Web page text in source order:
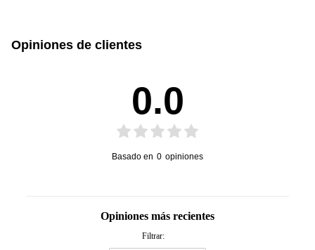
Opiniones de clientes
0.0
Basado en 0 opiniones
Opiniones más recientes
Filtrar: